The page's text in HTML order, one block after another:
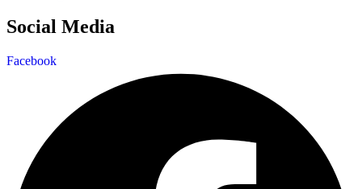
Social Media
Facebook